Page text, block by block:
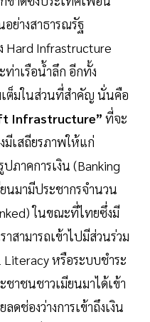
ย่างสาธารณรัฐ
Hard Infrastructure
ท่าเรือน้ำลึก อีกทั้ง
เต็มในส่วนที่สำคัญ นั่นคือ
Infrastructure” ที่จะ
มีเสถียรภาพให้แก่
ภาคการเงิน (Banking
นมามีประชากรจำนวน
ในขณะที่ไทยซึ่งมี
สามารถเข้าไปมีส่วนร่วม
Literacy หรือระบบชำระ
าชนชาวเมียนมาได้เข้า
ดช่องว่างการเข้าถึงเงิน